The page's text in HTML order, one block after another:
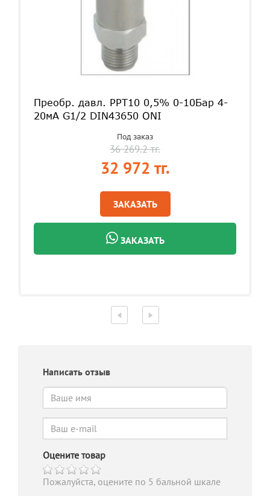
Преобр. давл. PPT10 0,5% 0-10Бар 4-
20мА G1/2 DIN43650 ONI
Под заказ
36 269.2 тг.
32 972 тг.
ЗАКАЗАТЬ
ЗАКАЗАТЬ
Написать отзыв
Оцените товар
Пожалуйста, оцените по 5 бальной шкале